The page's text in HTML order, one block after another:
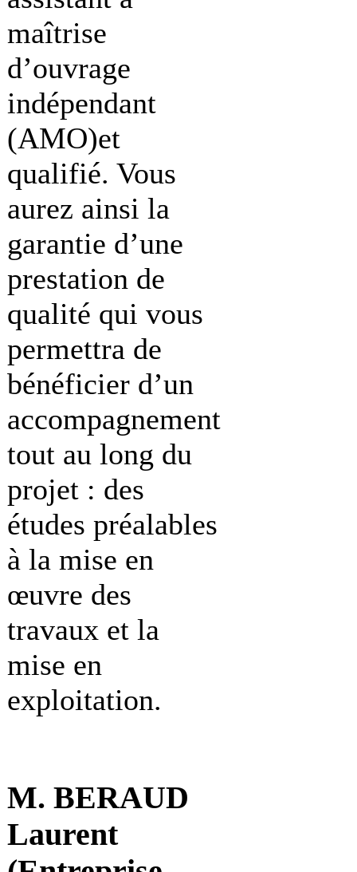
maîtrise
d’ouvrage
indépendant
(AMO)et
qualifié. Vous
aurez ainsi la
garantie d’une
prestation de
qualité qui vous
permettra de
bénéficier d’un
accompagnement
tout au long du
projet : des
études préalables
à la mise en
œuvre des
travaux et la
mise en
exploitation.
M. BERAUD
Laurent